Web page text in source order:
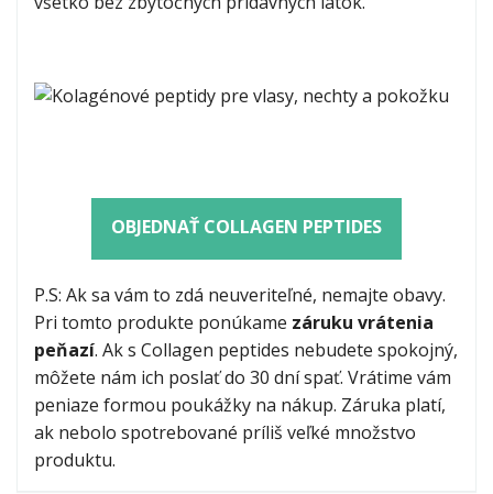
OBJEDNAŤ COLLAGEN PEPTIDES
P.S: Ak sa vám to zdá neuveriteľné, nemajte obavy.
Pri tomto produkte ponúkame záruku vrátenia
peňazí. Ak s Collagen peptides nebudete spokojný,
môžete nám ich poslať do 30 dní spať. Vrátime vám
peniaze formou poukážky na nákup. Záruka platí,
ak nebolo spotrebované príliš veľké množstvo
produktu.